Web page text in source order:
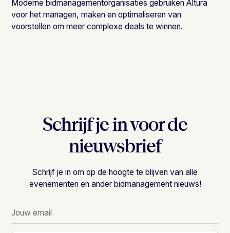
Moderne bidmanagementorganisaties gebruiken Altura
voor het managen, maken en optimaliseren van
voorstellen om meer complexe deals te winnen.
Schrijf je in voor de
nieuwsbrief
Schrijf je in om op de hoogte te blijven van alle
evenementen en ander bidmanagement nieuws!